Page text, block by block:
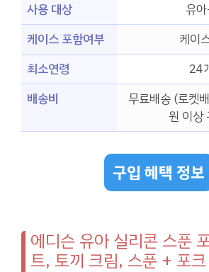
사용 대상
유
케이스 포함여부
케이
최소연령
24
배송비
무료배송 (로켓
원 이상
구입 혜택 정보
에디슨 유아 실리콘 스푼
트, 토끼 크림, 스푼 + 포